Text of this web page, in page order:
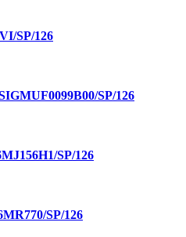
SP/126
SP/126
SP/126
SP/126